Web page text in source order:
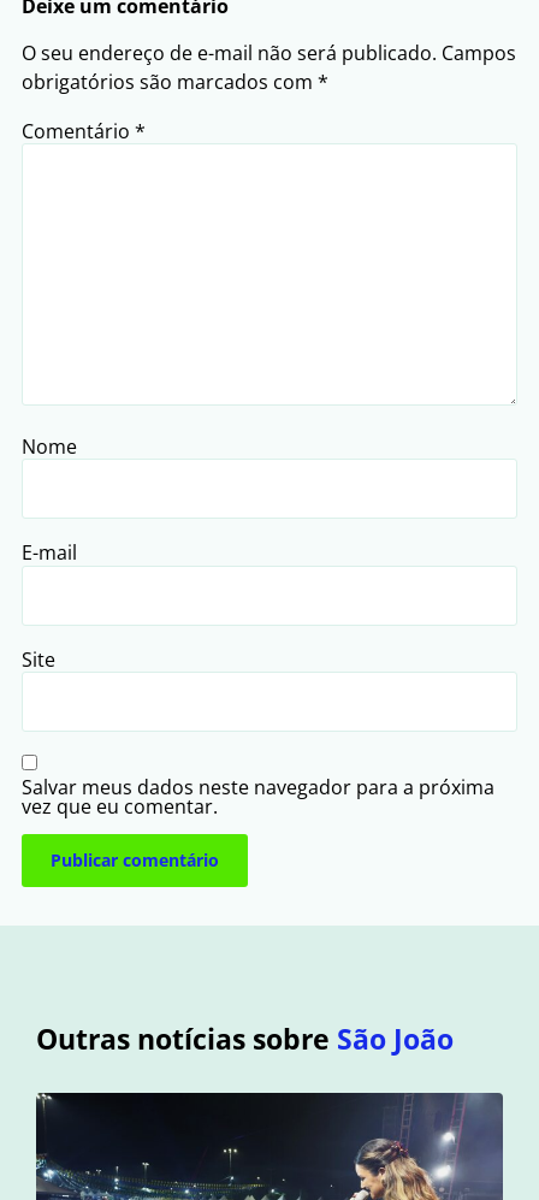
Deixe um comentário
O seu endereço de e-mail não será publicado. Campos
obrigatórios são marcados com *
Comentário *
Nome
E-mail
Site
Salvar meus dados neste navegador para a próxima
vez que eu comentar.
Outras notícias sobre São João